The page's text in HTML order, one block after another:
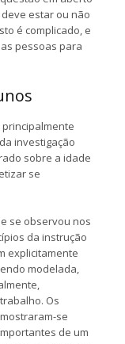
estar ou não
é complicado, e
pessoas para
investigação
sobre a idade
se
se observou nos
da instrução
explicitamente
modelada,
Os
se
de um